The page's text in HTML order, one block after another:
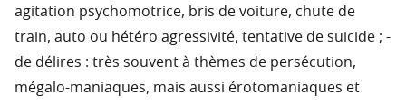
agitation psychomotrice, bris de voiture, chute de
train, auto ou hétéro agressivité, tentative de suicide ; -
de délires : très souvent à thèmes de persécution,
mégalo-maniaques, mais aussi érotomaniaques et